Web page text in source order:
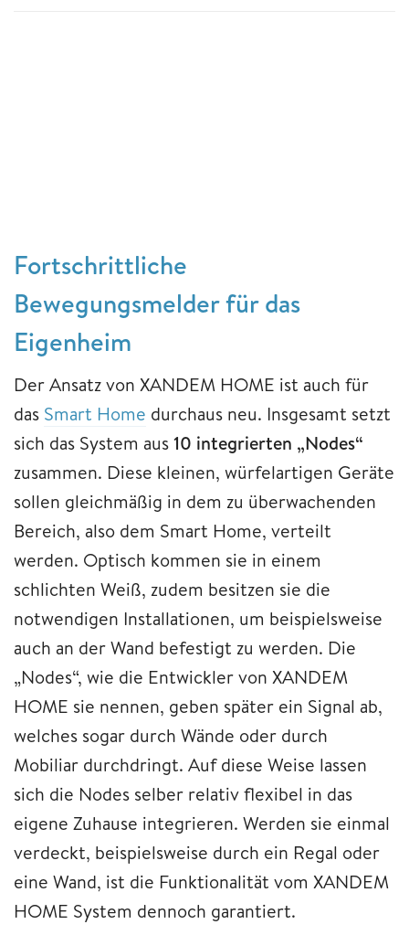
Fortschrittliche
Bewegungsmelder für das
Eigenheim
Der Ansatz von XANDEM HOME ist auch für
das Smart Home durchaus neu. Insgesamt setzt
sich das System aus10 integrierten „Nodes“
zusammen. Diese kleinen, würfelartigen Geräte
sollen gleichmäßig in dem zu überwachenden
Bereich, also dem Smart Home, verteilt
werden. Optisch kommen sie in einem
schlichten Weiß, zudem besitzen sie die
notwendigen Installationen, um beispielsweise
auch an der Wand befestigt zu werden. Die
„Nodes“, wie die Entwickler von XANDEM
HOME sie nennen, geben später ein Signal ab,
welches sogar durch Wände oder durch
Mobiliar durchdringt. Auf diese Weise lassen
sich die Nodes selber relativ flexibel in das
eigene Zuhause integrieren. Werden sie einmal
verdeckt, beispielsweise durch ein Regal oder
eine Wand, ist die Funktionalität vom XANDEM
HOME System dennoch garantiert.